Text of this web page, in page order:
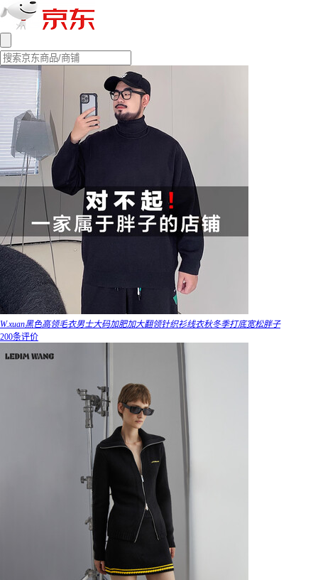
W.xuan黑色高领毛衣男士大码加肥加大翻领针织衫线衣秋冬季打底宽松胖子
200条评价